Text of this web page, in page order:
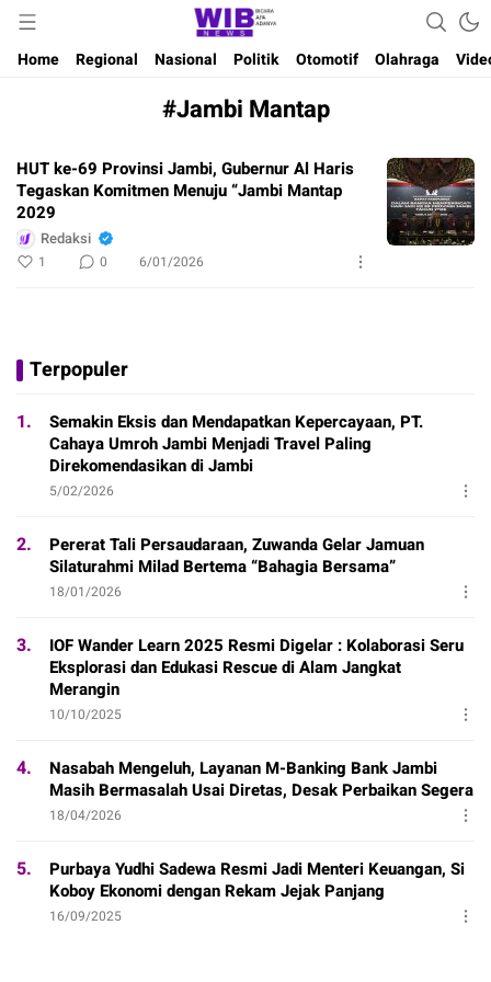
Wibnews
Waktu Indonesia Bicara
Home
Regional Nasional Politik Otomotif Olahraga
#Jambi Mantap
HUT ke-69 Provinsi Jambi, Gubernur Al Haris
Tegaskan Komitmen Menuju “Jambi Mantap
2029
Redaksi
1 0 6/01/2026
Terpopuler
1.
Semakin Eksis dan Mendapatkan Kepercayaan, PT.
Cahaya Umroh Jambi Menjadi Travel Paling
Direkomendasikan di Jambi
5/02/2026
2.
Pererat Tali Persaudaraan, Zuwanda Gelar Jamuan
Silaturahmi Milad Bertema “Bahagia Bersama”
18/01/2026
3.
IOF Wander Learn 2025 Resmi Digelar : Kolaborasi Seru
Eksplorasi dan Edukasi Rescue di Alam Jangkat
Merangin
10/10/2025
4.
Nasabah Mengeluh, Layanan M-Banking Bank Jambi
Masih Bermasalah Usai Diretas, Desak Perbaikan Segera
18/04/2026
5.
Purbaya Yudhi Sadewa Resmi Jadi Menteri Keuangan, Si
Koboy Ekonomi dengan Rekam Jejak Panjang
16/09/2025